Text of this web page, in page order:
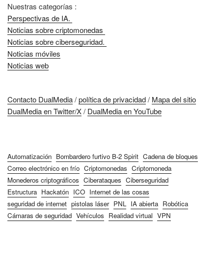
Nuestras categorías :
Perspectivas de IA.
Noticias sobre criptomonedas
Noticias sobre ciberseguridad.
Noticias móviles
Noticias web
Contacto DualMedia/política de privacidad/ Mapa del sitio
DualMedia en Twitter/X/ DualMedia en YouTube
Automatización Bombardero furtivo B-2 Spirit Cadena de bloques
Correo electrónico en frío Criptomonedas Criptomoneda
Monederos criptográficos Ciberataques Ciberseguridad
Estructura Hackatón ICO Internet de las cosas
seguridad de internet pistolas láser PNL IA abierta Robótica
Cámaras de seguridad Vehículos Realidad virtual VPN